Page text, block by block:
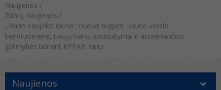
Naujienos /
Rūmų naujienos /
„Nario naujoko diena“: nuolat auganti Kauno verslo
bendruomenė, naujų narių prisistatymai ir atsiveriančios
galimybės būnant KPPAR nariu
Naujienos